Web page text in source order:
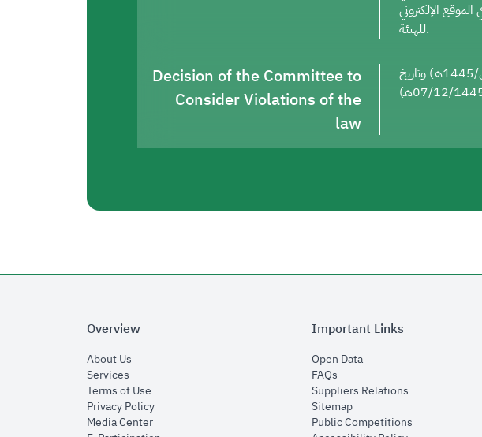
الإلكتروني
للهيئة.
Decision of the Committee to
Consider Violations of the
law
رقم (451141262/ق/1445هـ) وتاريخ
Overview
About Usopens in new window
Servicesopens in new window
Terms of Useopens in new window
Privacy Policyopens in new window
Media Centeropens in new window
Important Links
Open Dataopens in new window
FAQsopens in new window
Suppliers Relationsopens in new
Sitemapopens in new window
Public Competitionsopens in new